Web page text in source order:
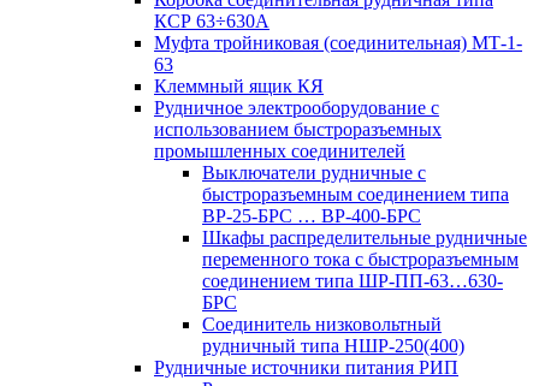
КСР 63÷630А
Муфта тройниковая (соединительная) МТ-1-
63
Клеммный ящик КЯ
Рудничное электрооборудование с
использованием быстроразъемных
промышленных соединителей
Выключатели рудничные с
быстроразъемным соединением типа
ВР-25-БРС … ВР-400-БРС
Шкафы распределительные рудничные
переменного тока с быстроразъемным
соединением типа ШР-ПП-63…630-
БРС
Соединитель низковольтный
рудничный типа НШР-250(400)
Рудничные источники питания РИП